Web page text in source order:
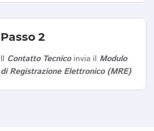
Passo 2
Il Contatto Tecnicoinvia il Modulo
di Registrazione Elettronico (MRE)